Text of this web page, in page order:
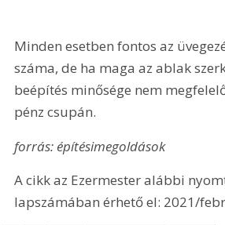
Minden esetben fontos az
száma, de ha maga az ablak
beépítés minősége nem
pénz csupán.
forrás: építésimegoldások
A cikk az Ezermester alábbi
lapszámában érhető el: 2021/